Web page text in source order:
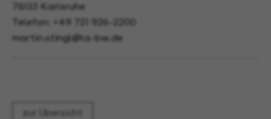
76133 Karlsruhe
Telefon: +49 721 926-2200
martin.stingl@la-bw.de
zur Übersicht